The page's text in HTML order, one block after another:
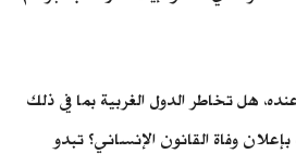
هل تخاطر الدول الغربية بما في ذلك
بإعلان وفاة القانون الإنساني؟ تبدو